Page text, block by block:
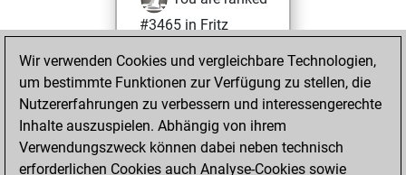
#3465 in Fritz
Montag,
Dezember 11, 2023
You achieved a
BeautyScore of 106
Wir verwenden Cookies und vergleichbare Technologien,
um bestimmte Funktionen zur Verfügung zu stellen, die
Nutzererfahrungen zu verbessern und interessengerechte
Inhalte auszuspielen. Abhängig von ihrem
Verwendungszweck können dabei neben technisch
erforderlichen Cookies auch Analyse-Cookies sowie